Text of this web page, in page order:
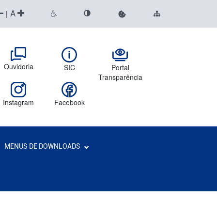
| A
Ouvidoria SIC
Portal
Transparência
Instagram Facebook
MENUS DE DOWNLOADS